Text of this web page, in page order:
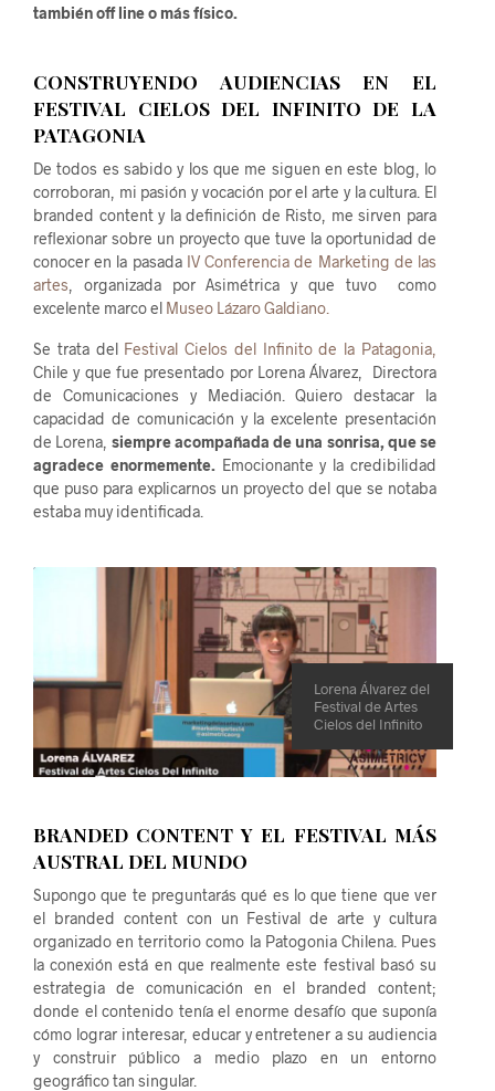
también off line o más físico.
CONSTRUYENDO AUDIENCIAS EN EL
FESTIVAL CIELOS DEL INFINITO DE LA
PATAGONIA
De todos es sabido y los que me siguen en este blog, lo
corroboran, mi pasión y vocación por el arte y la cultura. El
branded content y la definición de Risto, me sirven para
reflexionar sobre un proyecto que tuve la oportunidad de
conocer en la pasada IV Conferencia de Marketing de las
artes , organizada por Asimétrica y que tuvo como
excelente marco el Museo Lázaro Galdiano.
Se trata del Festival Cielos del Infinito de la Patagonia,
Chile y que fue presentado por Lorena Álvarez, Directora
de Comunicaciones y Mediación. Quiero destacar la
capacidad de comunicación y la excelente presentación
de Lorena, siempre acompañada de una sonrisa, que se
agradece enormemente.Emocionante y la credibilidad
que puso para explicarnos un proyecto del que se notaba
estaba muy identificada.
Lorena Álvarez del
Festival de Artes
Cielos del Infinito
BRANDED CONTENT Y EL FESTIVAL MÁS
AUSTRAL DEL MUNDO
Supongo que te preguntarás qué es lo que tiene que ver
el branded content con un Festival de arte y cultura
organizado en territorio como la Patogonia Chilena. Pues
la conexión está en que realmente este festival basó su
estrategia de comunicación en el branded content;
donde el contenido tenía el enorme desafío que suponía
cómo lograr interesar, educar y entretener a su audiencia
y construir público a medio plazo en un entorno
geográfico tan singular.